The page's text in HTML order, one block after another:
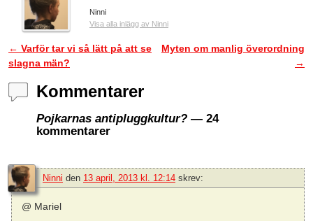
Ninni
Visa alla inlägg av Ninni
Inläggsnavigering
← Varför tar vi så lätt på att se
slagna män?
Myten om manlig överordning
→
Kommentarer
Pojkarnas antipluggkultur? — 24
kommentarer
Ninni den 13 april, 2013 kl. 12:14 skrev:
@ Mariel